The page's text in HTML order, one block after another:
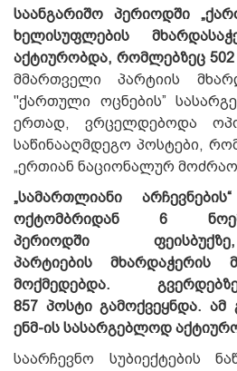
საანგარიშო პერიოდში
ხელისუფლების
აქტიურობდა, რომლებზეც 502
მმართველი პარტიის
"ქართული ოცნების”
ერთად, ვრცელდებოდა
საწინააღმდეგო პოსტები,
„ერთიან ნაციონალურ
„სამართლიანი
ოქტომბრიდან 6
პერიოდში
პარტიების მხარდაჭერის
მოქმედებდა.
857 პოსტი გამოქვეყნდა.
ენმ-ის სასარგებლოდ
საარჩევნო სუბიექტების